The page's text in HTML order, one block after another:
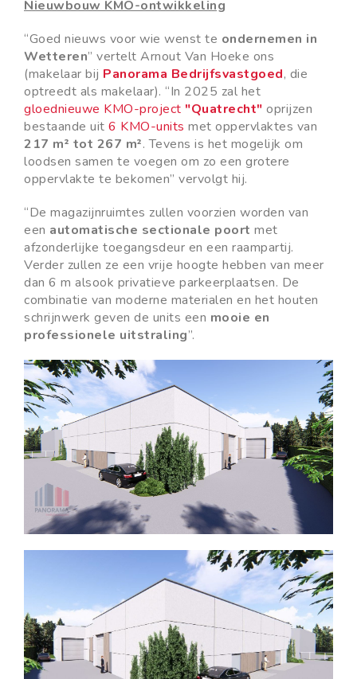
Nieuwbouw KMO-ontwikkeling
“Goed nieuws voor wie wenst te ondernemen in
Wetteren” vertelt Arnout Van Hoeke ons
(makelaar bij Panorama Bedrijfsvastgoed, die
optreedt als makelaar). “In 2025 zal het
gloednieuwe KMO-project "Quatrecht" oprijzen
bestaande uit 6 KMO-units met oppervlaktes van
217 m² tot 267 m². Tevens is het mogelijk om
loodsen samen te voegen om zo een grotere
oppervlakte te bekomen” vervolgt hij.
“De magazijnruimtes zullen voorzien worden van
een automatische sectionale poort met
afzonderlijke toegangsdeur en een raampartij.
Verder zullen ze een vrije hoogte hebben van meer
dan 6 m alsook privatieve parkeerplaatsen. De
combinatie van moderne materialen en het houten
schrijnwerk geven de units een mooie en
professionele uitstraling”.